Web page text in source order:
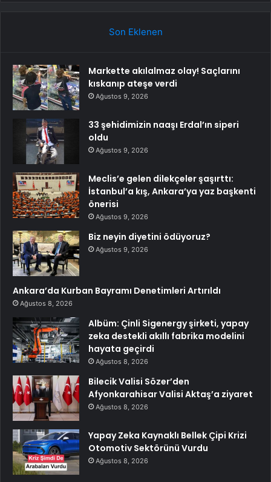
Son Eklenen
Markette akılalmaz olay! Saçlarını
kıskanıp ateşe verdi
Ağustos 9, 2026
33 şehidimizin naaşı Erdal’ın siperi
oldu
Ağustos 9, 2026
Meclis’e gelen dilekçeler şaşırttı:
İstanbul’a kış, Ankara’ya yaz başkenti
önerisi
Ağustos 9, 2026
Biz neyin diyetini ödüyoruz?
Ağustos 9, 2026
Ankara’da Kurban Bayramı Denetimleri Artırıldı
Ağustos 8, 2026
Albüm: Çinli Sigenergy şirketi, yapay
zeka destekli akıllı fabrika modelini
hayata geçirdi
Ağustos 8, 2026
Bilecik Valisi Sözer’den
Afyonkarahisar Valisi Aktaş’a ziyaret
Ağustos 8, 2026
Yapay Zeka Kaynaklı Bellek Çipi Krizi
Otomotiv Sektörünü Vurdu
Ağustos 8, 2026